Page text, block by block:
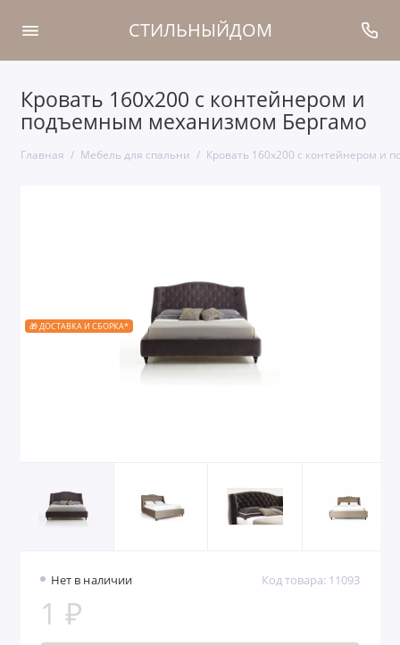
СТИЛЬНЫЙДОМ
Кровать 160x200 с контейнером и
подъемным механизмом Бергамо
Главная Мебель для спальни Кровать 160x200 с контейнером и
🎁 ДОСТАВКА И СБОРКА*
Нет в наличии Код товара: 11093
1 ₽